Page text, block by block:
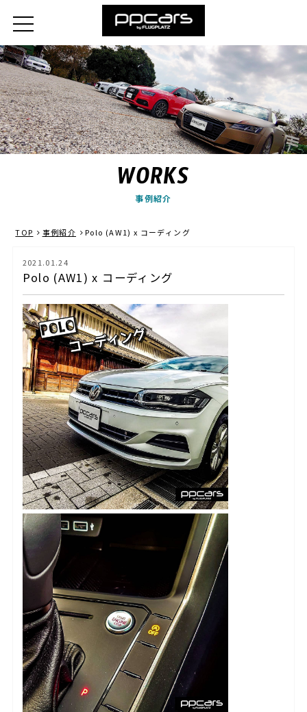
WORKS
事例紹介
TOP 事例紹介 Polo (AW1) x コーディング
2021.01.24
Polo (AW1) x コーディング